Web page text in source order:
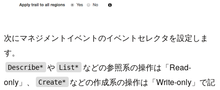
次にマネジメントイベントのイベントセレクタを設定しま
す。
Describe* や List*
などの参照系の操作は「Read-
only」、
Create*
などの作成系の操作は「Write-only」で記